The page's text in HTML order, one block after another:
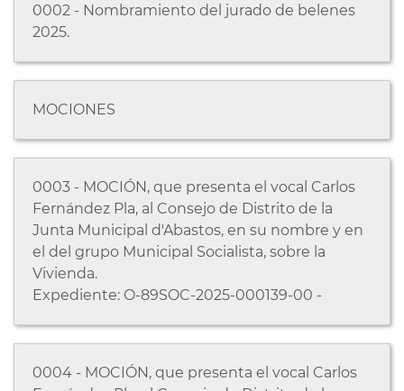
0002 - Nombramiento del jurado de belenes
2025.
MOCIONES
0003 - MOCIÓN, que presenta el vocal Carlos
Fernández Pla, al Consejo de Distrito de la
Junta Municipal d'Abastos, en su nombre y en
el del grupo Municipal Socialista, sobre la
Vivienda.
Expediente: O-89SOC-2025-000139-00 -
0004 - MOCIÓN, que presenta el vocal Carlos